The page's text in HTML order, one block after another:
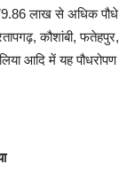
लाख से अधिक पौधे
कौशांबी, फतेहपुर,
आदि में यह पौधरोपण